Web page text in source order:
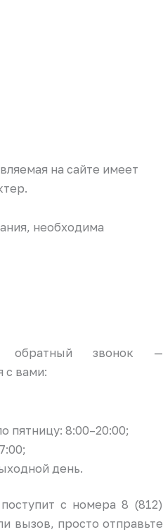
на сайте имеет
необходима
обратный звонок —
с вами:
пятницу: 8:00–20:00;
день.
с номера 8 (812)
вызов, просто отправьте